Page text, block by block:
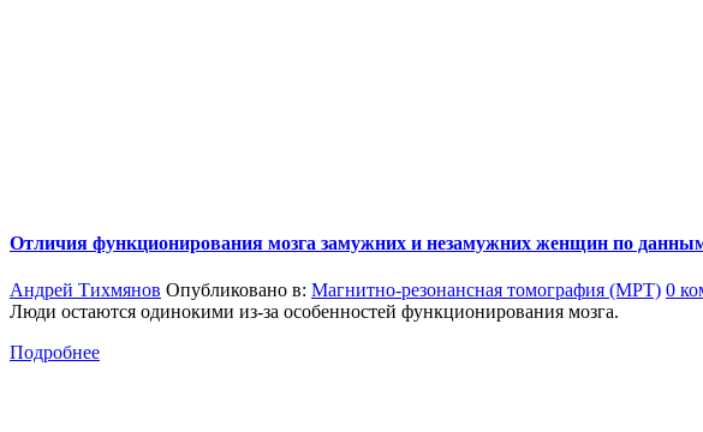
Отличия функционирования мозга замужних и незамужних женщин по
Андрей Тихмянов Опубликовано в: Магнитно-резонансная томография (МРТ) 0
Люди остаются одинокими из-за особенностей функционирования мозга.
Подробнее